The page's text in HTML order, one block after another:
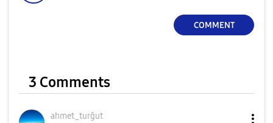
COMMENT
3 Comments
ahmet_turğut